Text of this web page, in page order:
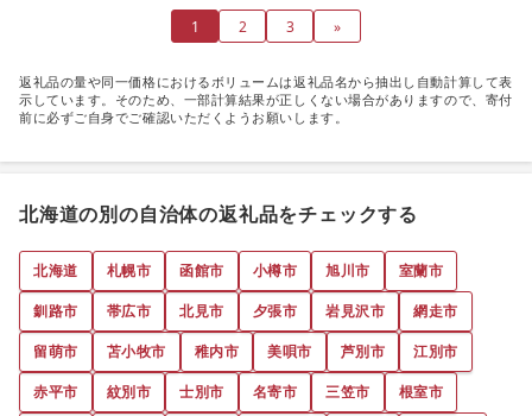
1 2 3 »
返礼品の量や同一価格におけるボリュームは返礼品名から抽出し自動計算して表
示しています。そのため、一部計算結果が正しくない場合がありますので、寄付
前に必ずご自身でご確認いただくようお願いします。
北海道の別の自治体の返礼品をチェックする
北海道 札幌市 函館市 小樽市 旭川市
室蘭市
釧路市
帯広市 北見市 夕張市 岩見沢市
網走市
留萌市
苫小牧市 稚内市 美唄市 芦別市
江別市
赤平市
紋別市 士別市 名寄市 三笠市
根室市